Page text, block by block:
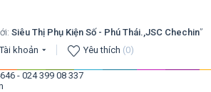
Siêu Thị Phụ Kiện Số - Phú Thái.,JSC Chechin”
khoản
Yêu thích (0)
- 024 399 08 337